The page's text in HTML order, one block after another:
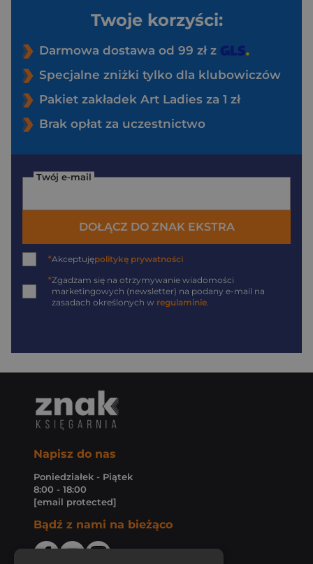
Twoje korzyści:
Darmowa dostawa od 99 zł z
Specjalne zniżki tylko dla klubowiczów
Pakiet zakładek Art Ladies za 1 zł
Brak opłat za uczestnictwo
Twój e-mail
DOŁĄCZ DO ZNAK EKSTRA
*Akceptujępolitykę prywatności
*Zgadzam się na otrzymywanie wiadomości
marketingowych (newsletter) na podany e-mail na
zasadach określonych w regulaminie.
Napisz do nas
Poniedziałek - Piątek
8:00 - 18:00
[email protected]
Bądź z nami na bieżąco